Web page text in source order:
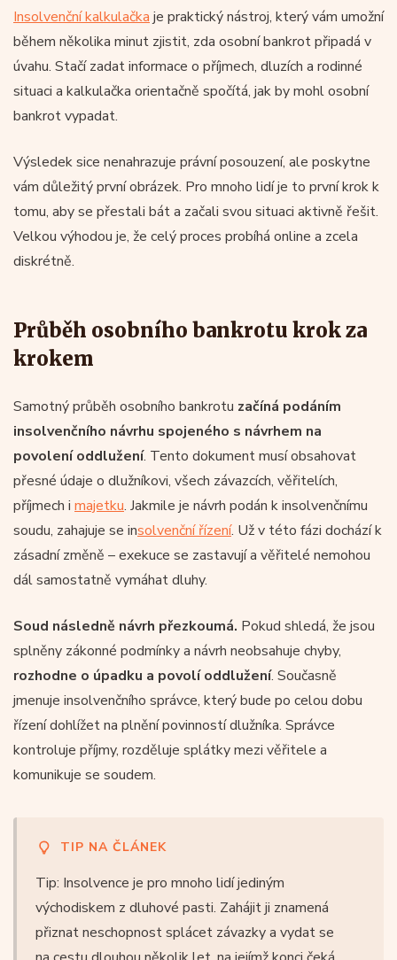
Insolvenční kalkulačka je praktický nástroj, který vám umožní
během několika minut zjistit, zda osobní bankrot připadá v
úvahu. Stačí zadat informace o příjmech, dluzích a rodinné
situaci a kalkulačka orientačně spočítá, jak by mohl osobní
bankrot vypadat.
Výsledek sice nenahrazuje právní posouzení, ale poskytne
vám důležitý první obrázek. Pro mnoho lidí je to první krok k
tomu, aby se přestali bát a začali svou situaci aktivně řešit.
Velkou výhodou je, že celý proces probíhá online a zcela
diskrétně.
Průběh osobního bankrotu krok za
krokem
Samotný průběh osobního bankrotu začíná podáním
insolvenčního návrhu spojeného s návrhem na
povolení oddlužení. Tento dokument musí obsahovat
přesné údaje o dlužníkovi, všech závazcích, věřitelích,
příjmech i majetku. Jakmile je návrh podán k insolvenčnímu
soudu, zahajuje se insolvenční řízení. Už v této fázi dochází k
zásadní změně – exekuce se zastavují a věřitelé nemohou
dál samostatně vymáhat dluhy.
Soud následně návrh přezkoumá. Pokud shledá, že jsou
splněny zákonné podmínky a návrh neobsahuje chyby,
rozhodne o úpadku a povolí oddlužení. Současně
jmenuje insolvenčního správce, který bude po celou dobu
řízení dohlížet na plnění povinností dlužníka. Správce
kontroluje příjmy, rozděluje splátky mezi věřitele a
komunikuje se soudem.
TIP NA ČLÁNEK
Tip: Insolvence je pro mnoho lidí jediným
východiskem z dluhové pasti. Zahájit ji znamená
přiznat neschopnost splácet závazky a vydat se